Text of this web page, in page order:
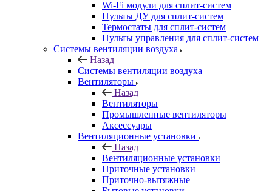
Wi-Fi модули для сплит-систем
Пульты ДУ для сплит-систем
Термостаты для сплит-систем
Пульты управления для сплит-систем
Системы вентиляции воздуха
Назад
Системы вентиляции воздуха
Вентиляторы
Назад
Вентиляторы
Промышленные вентиляторы
Аксессуары
Вентиляционные установки
Назад
Вентиляционные установки
Приточные установки
Приточно-вытяжные